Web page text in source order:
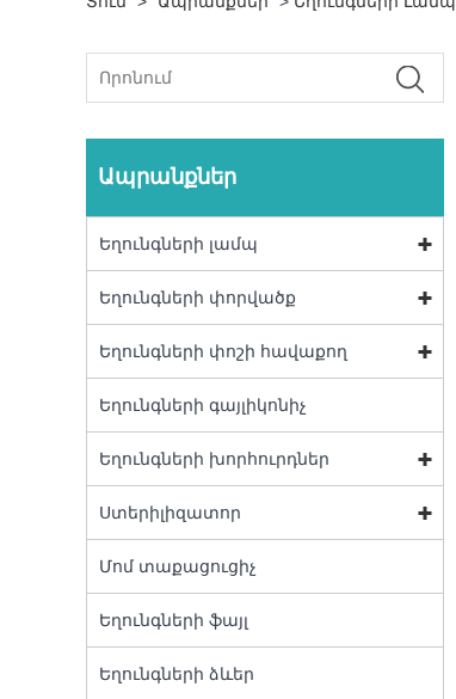
Ապրանքներ
Եղունգների լամպ
Եղունգների փորվածք
Եղունգների փոշի հավաքող
Եղունգների գայլիկոնիչ
Եղունգների խորհուրդներ
Ստերիլիզատոր
Մոմ տաքացուցիչ
Եղունգների ֆայլ
Եղունգների ձևեր